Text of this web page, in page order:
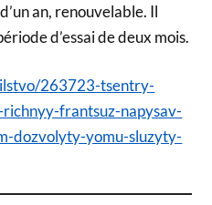
an, renouvelable. Il
d’essai de deux mois.
263723-tsentry-
frantsuz-napysav-
dozvolyty-yomu-sluzyty-